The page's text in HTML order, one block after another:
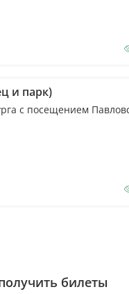
и парк)
с посещением
билеты